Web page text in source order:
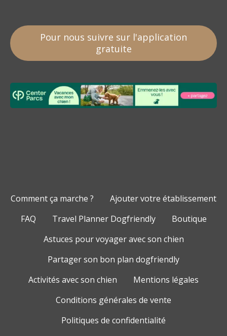
Pour nous suivre sur l'application
gratuite
Comment ça marche ?
Ajouter votre établissement
FAQ
Travel Planner Dogfriendly
Boutique
Astuces pour voyager avec son chien
Partager son bon plan dogfriendly
Activités avec son chien
Mentions légales
Conditions générales de vente
Politiques de confidentialité